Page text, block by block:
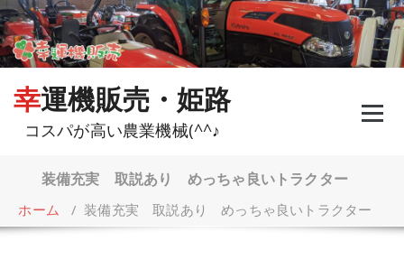
コ
ン
テ
ン
幸運機販売・姫路
コスパが高い農業機械(^^♪
装備充実 取説あり めっちゃ良いトラクター
ホーム /装備充実 取説あり めっちゃ良いトラクター